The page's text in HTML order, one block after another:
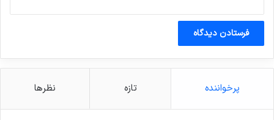
پرخواننده تازه نظرها